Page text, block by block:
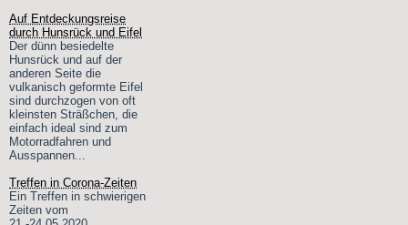
Auf Entdeckungsreise
durch Hunsrück und Eifel
Der dünn besiedelte
Hunsrück und auf der
anderen Seite die
vulkanisch geformte Eifel
sind durchzogen von oft
kleinsten Sträßchen, die
einfach ideal sind zum
Motorradfahren und
Ausspannen...
Treffen in Corona-Zeiten
Ein Treffen in schwierigen
Zeiten vom